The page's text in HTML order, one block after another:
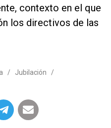
contexto en el que
los directivos de las
/ Jubilación
/